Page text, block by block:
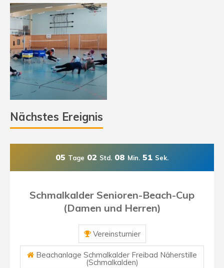
Nächstes Ereignis
05 Tage 02 Std. 08 Min. 50 Sek.
Schmalkalder Senioren-Beach-Cup
(Damen und Herren)
Vereinsturnier
Beachanlage Schmalkalder Freibad Näherstille
(Schmalkalden)